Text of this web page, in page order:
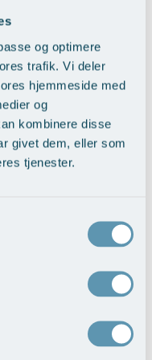
og optimere
trafik. Vi deler
hjemmeside med
og
kombinere disse
givet dem, eller som
tjenester.
sygehusvalg
Universitet
subspeciale i
næse-halsklinik
Hoved- og Halskirurgi
(tonsilektomi) >